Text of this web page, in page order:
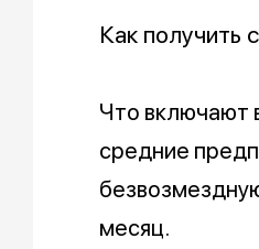
Как
Что включают
средние
месяц.